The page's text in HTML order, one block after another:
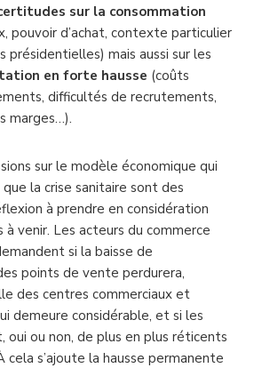
sur la consommation
pouvoir d’achat, contexte particulier
présidentielles) mais aussi sur les
en forte hausse (coûts
difficultés de recrutements,
marges…).
sur le modèle économique qui
la crise sanitaire sont des
à prendre en considération
à venir. Les acteurs du commerce
si la baisse de
points de vente perdurera,
des centres commerciaux et
demeure considérable, et si les
oui ou non, de plus en plus réticents
cela s’ajoute la hausse permanente